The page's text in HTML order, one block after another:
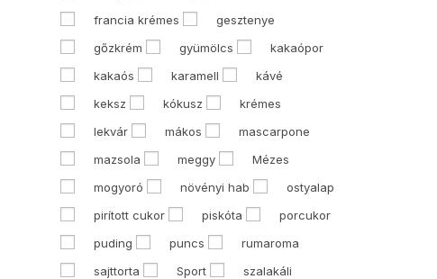
francia krémes
gesztenye
gőzkrém
gyümölcs
kakaópor
kakaós
karamell
kávé
keksz
kókusz
krémes
lekvár
mákos
mascarpone
mazsola
meggy
Mézes
mogyoró
növényi hab
ostyalap
pirított cukor
piskóta
porcukor
puding
puncs
rumaroma
sajttorta
Sport
szalakáli